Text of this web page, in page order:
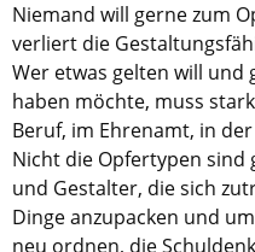
Informationen
Aus (nicht nur)
Videos
Beratung & Info
Impressum
Niemand will gerne zum
verliert die
Wer etwas gelten will und
haben möchte, muss
Beruf, im Ehrenamt, in
Nicht die Opfertypen sind
und Gestalter, die sich
Dinge anzupacken und
neu ordnen, die